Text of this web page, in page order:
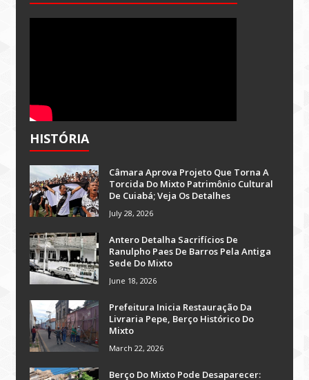
HISTÓRIA
Câmara Aprova Projeto Que Torna A
Torcida Do Mixto Patrimônio Cultural
De Cuiabá; Veja Os Detalhes
July 28, 2026
Antero Detalha Sacrifícios De
Ranulpho Paes De Barros Pela Antiga
Sede Do Mixto
June 18, 2026
Prefeitura Inicia Restauração Da
Livraria Pepe, Berço Histórico Do
Mixto
March 22, 2026
Berço Do Mixto Pode Desaparecer: